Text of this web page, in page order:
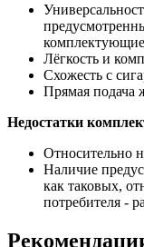
комплектующие
Лёгкость и
Схожесть с
Прямая подача
Недостатки
Относительно
Наличие
как таковых,
потребителя -